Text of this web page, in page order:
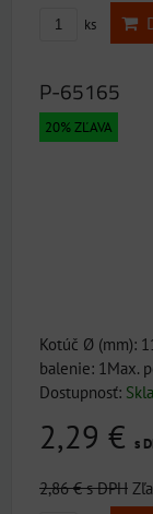
ks
P-65165
20% ZĽAVA
Kotúč Ø (mm):
balenie: 1Max.
Dostupnosť:
2,29 € s
2,86 €s DPH